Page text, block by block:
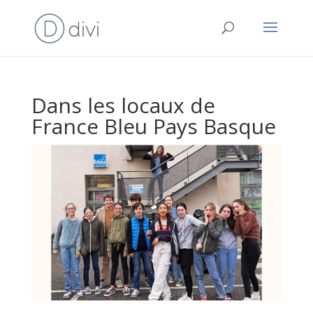
Dans les locaux de
France Bleu Pays Basque